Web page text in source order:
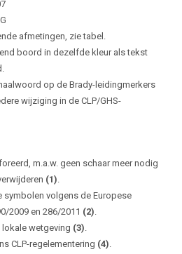
afmetingen, zie tabel.
boord in dezelfde kleur als tekst
op de Brady-leidingmerkers
wijziging in de CLP/GHS-
m.a.w. geen schaar meer nodig
(1).
symbolen volgens de Europese
2009 en 286/2011 (2).
wetgeving (3).
CLP-regelementering (4).